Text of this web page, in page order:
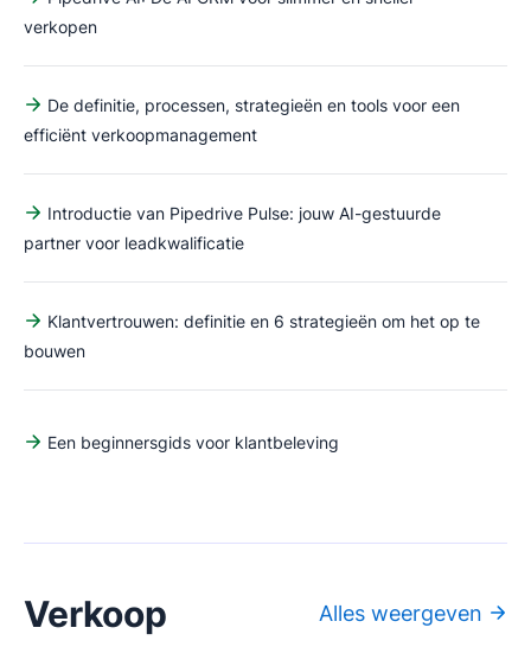
verkopen
De definitie, processen, strategieën en tools voor een
efficiënt verkoopmanagement
Introductie van Pipedrive Pulse: jouw AI-gestuurde
partner voor leadkwalificatie
Klantvertrouwen: definitie en 6 strategieën om het op te
bouwen
Een beginnersgids voor klantbeleving
Verkoop Alles weergeven